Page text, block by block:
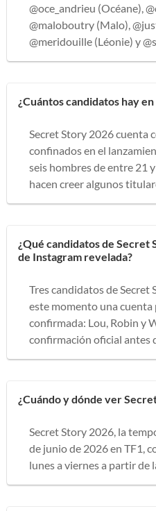
@oce_andrieu (Océane),
@maloboutry (Malo),
@meridouille (Léonie) y
¿Cuántos candidatos hay
Secret Story 2026 cuenta
confinados en el
seis hombres de entre 21
hacen creer algunos
¿Qué candidatos de
de Instagram revelada?
Tres candidatos de Secret
este momento una
confirmada: Lou, Robin y
confirmación oficial antes
¿Cuándo y dónde ver
Secret Story 2026, la
de junio de 2026 en TF1,
lunes a viernes a partir de